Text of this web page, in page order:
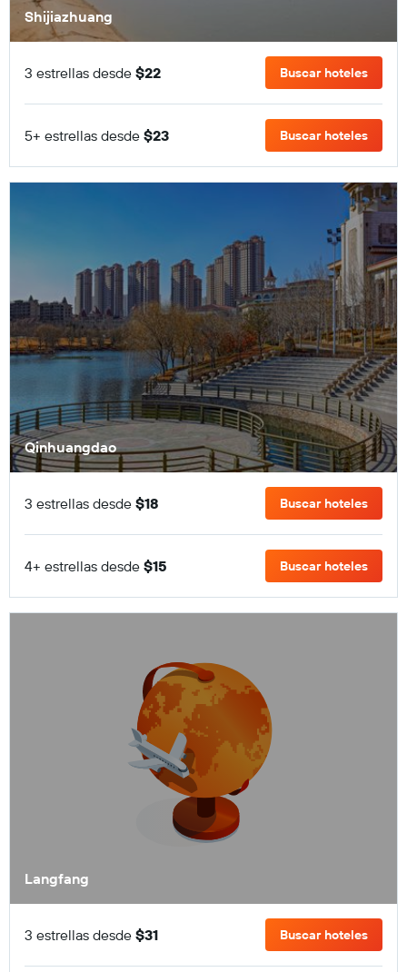
Shijiazhuang
3 estrellas desde $22 Buscar hoteles
5+ estrellas desde $23 Buscar hoteles
Qinhuangdao
3 estrellas desde $18 Buscar hoteles
4+ estrellas desde $15 Buscar hoteles
Langfang
3 estrellas desde $31 Buscar hoteles